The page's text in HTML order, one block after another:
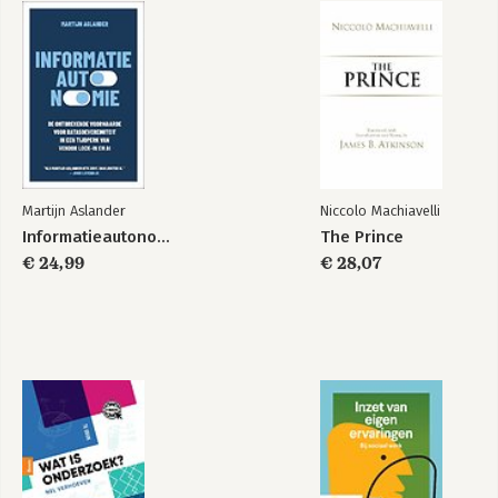
Martijn Aslander
Informatieautonomie
€ 24,99
Niccolo Machiavelli
The Prince
€ 28,07